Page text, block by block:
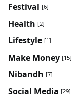
Festival [6]
Health [2]
Lifestyle [1]
Make Money [15]
Nibandh [7]
Social Media [29]